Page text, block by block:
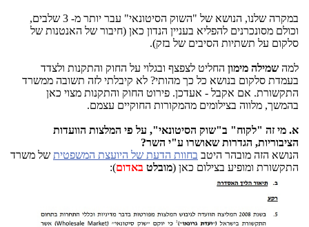
במקרה שלנו, הנושא של "השוק הסיטונאי" עבר יותר מ- 3 שלבים,
וכולם מסונכרנים להפליא בעניין הנדון כאן (חיבור של האנטנות של
סלקום על תשתיות הסיבים של בזק).
למה שמילה מימון החליט לצפצף ובגלוי על החוק והתקנות ולצדד
בעמדת סלקום בנושא כל כך מהותי? לא קיבלתי לזה תשובה ממשרד
התקשורת. אם אקבל - אעדכן. פירוט החוק והתקנות מצוי כאן
בהמשך, מלווה בצילומים מהמקורות החוקיים עצמם.
א. מי זה "לקוח" ב"שוק הסיטונאי", על פי המלצות הוועדות
הציבוריות, הגדרות שאושרו ע"י השר?
הנושא הזה מובהר היטב בחוות הדעת של היועצת המשפטית של משרד
התקשורת ומופיע בצילום כאן (מובלט באדום):